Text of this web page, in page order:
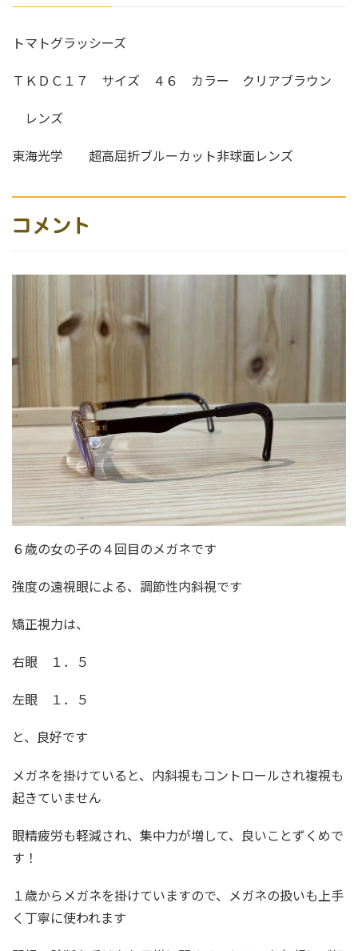
トマトグラッシーズ
ＴＫＤＣ１７ サイズ ４６ カラー クリアブラウン
レンズ
東海光学 超高屈折ブルーカット非球面レンズ
コメント
６歳の女の子の４回目のメガネです
強度の遠視眼による、調節性内斜視です
矯正視力は、
右眼 １．５
左眼 １．５
と、良好です
メガネを掛けていると、内斜視もコントロールされ複視も
起きていません
眼精疲労も軽減され、集中力が増して、良いことずくめで
す！
１歳からメガネを掛けていますので、メガネの扱いも上手
く丁寧に使われます